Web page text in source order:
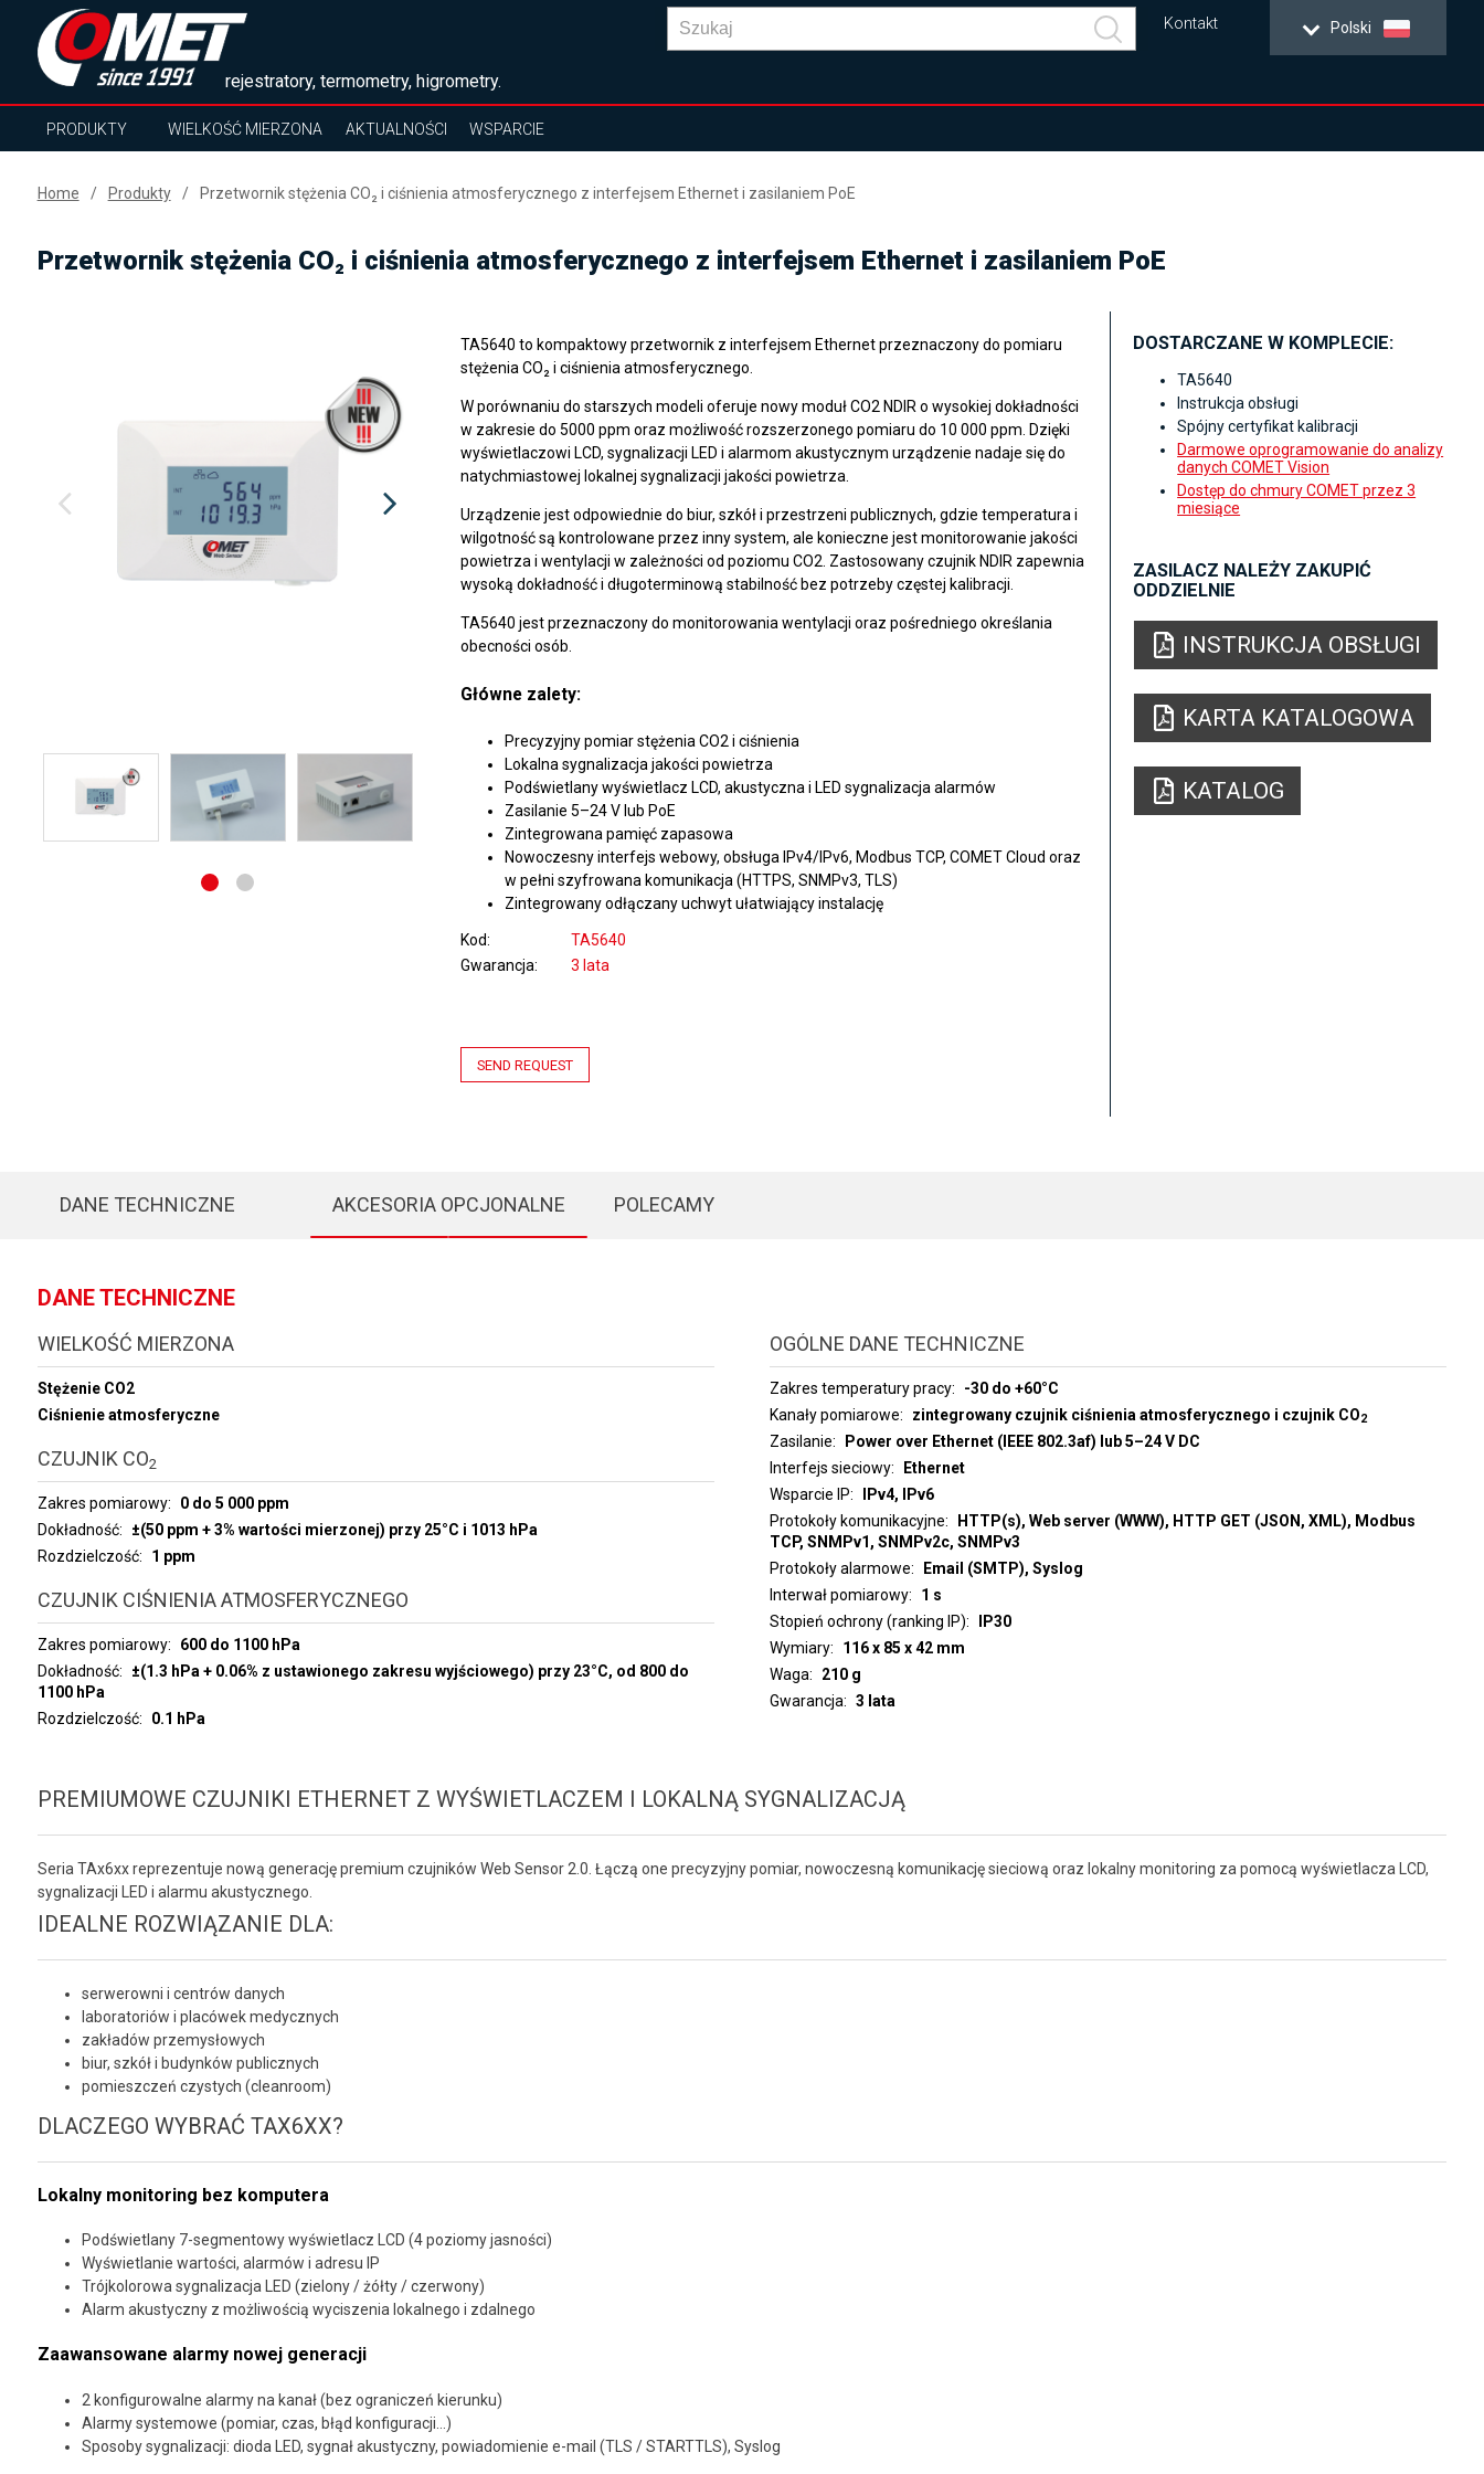
rejestratory, termometry, higrometry.
Polski
Kontakt
PRODUKTY WIELKOŚĆ MIERZONA AKTUALNOŚCI WSPARCIE
Home Produkty Przetwornik stężenia CO₂ i ciśnienia atmosferycznego z interfejsem Ethernet i zasilaniem PoE
Przetwornik stężenia CO₂ i ciśnienia atmosferycznego z interfejsem Ethernet i zasilaniem PoE
TA5640 to kompaktowy przetwornik z interfejsem Ethernet przeznaczony do pomiaru
stężenia CO₂ i ciśnienia atmosferycznego.
W porównaniu do starszych modeli oferuje nowy moduł CO2 NDIR o wysokiej dokładności
w zakresie do 5000 ppm oraz możliwość rozszerzonego pomiaru do 10 000 ppm. Dzięki
wyświetlaczowi LCD, sygnalizacji LED i alarmom akustycznym urządzenie nadaje się do
natychmiastowej lokalnej sygnalizacji jakości powietrza.
Urządzenie jest odpowiednie do biur, szkół i przestrzeni publicznych, gdzie temperatura i
wilgotność są kontrolowane przez inny system, ale konieczne jest monitorowanie jakości
powietrza i wentylacji w zależności od poziomu CO2. Zastosowany czujnik NDIR zapewnia
wysoką dokładność i długoterminową stabilność bez potrzeby częstej kalibracji.
TA5640 jest przeznaczony do monitorowania wentylacji oraz pośredniego określania
obecności osób.
Główne zalety:
Precyzyjny pomiar stężenia CO2 i ciśnienia
Lokalna sygnalizacja jakości powietrza
Podświetlany wyświetlacz LCD, akustyczna i LED sygnalizacja alarmów
Zasilanie 5–24 V lub PoE
Zintegrowana pamięć zapasowa
Nowoczesny interfejs webowy, obsługa IPv4/IPv6, Modbus TCP, COMET Cloud oraz
w pełni szyfrowana komunikacja (HTTPS, SNMPv3, TLS)
Zintegrowany odłączany uchwyt ułatwiający instalację
Kod
TA5640
Gwarancja
3 lata
SEND REQUEST
DOSTARCZANE W KOMPLECIE:
TA5640
Instrukcja obsługi
Spójny certyfikat kalibracji
Darmowe oprogramowanie do analizy
danych COMET Vision
Dostęp do chmury COMET przez 3
miesiące
ZASILACZ NALEŻY ZAKUPIĆ
ODDZIELNIE
INSTRUKCJA OBSŁUGI
KARTA KATALOGOWA
KATALOG
DANE TECHNICZNE AKCESORIA OPCJONALNE POLECAMY
DANE TECHNICZNE
WIELKOŚĆ MIERZONA
Stężenie CO2
Ciśnienie atmosferyczne
CZUJNIK CO2
Zakres pomiarowy
0 do 5 000 ppm
Dokładność
±(50 ppm + 3% wartości mierzonej) przy 25°C i 1013 hPa
Rozdzielczość
1 ppm
CZUJNIK CIŚNIENIA ATMOSFERYCZNEGO
Zakres pomiarowy
600 do 1100 hPa
Dokładność
±(1.3 hPa + 0.06% z ustawionego zakresu wyjściowego) przy 23°C, od 800 do
1100 hPa
Rozdzielczość
0.1 hPa
OGÓLNE DANE TECHNICZNE
Zakres temperatury pracy
-30 do +60°C
Kanały pomiarowe
zintegrowany czujnik ciśnienia atmosferycznego i czujnik CO2
Zasilanie
Power over Ethernet (IEEE 802.3af) lub 5–24 V DC
Interfejs sieciowy
Ethernet
Wsparcie IP
IPv4, IPv6
Protokoły komunikacyjne
HTTP(s), Web server (WWW), HTTP GET (JSON, XML), Modbus
TCP, SNMPv1, SNMPv2c, SNMPv3
Protokoły alarmowe
Email (SMTP), Syslog
Interwał pomiarowy
1 s
Stopień ochrony (ranking IP)
IP30
Wymiary
116 x 85 x 42 mm
Waga
210 g
Gwarancja
3 lata
PREMIUMOWE CZUJNIKI ETHERNET Z WYŚWIETLACZEM I LOKALNĄ SYGNALIZACJĄ
Seria TAx6xx reprezentuje nową generację premium czujników Web Sensor 2.0. Łączą one precyzyjny pomiar, nowoczesną komunikację sieciową oraz lokalny monitoring za pomocą wyświetlacza LCD,
sygnalizacji LED i alarmu akustycznego.
IDEALNE ROZWIĄZANIE DLA:
serwerowni i centrów danych
laboratoriów i placówek medycznych
zakładów przemysłowych
biur, szkół i budynków publicznych
pomieszczeń czystych (cleanroom)
DLACZEGO WYBRAĆ TAX6XX?
Lokalny monitoring bez komputera
Podświetlany 7-segmentowy wyświetlacz LCD (4 poziomy jasności)
Wyświetlanie wartości, alarmów i adresu IP
Trójkolorowa sygnalizacja LED (zielony / żółty / czerwony)
Alarm akustyczny z możliwością wyciszenia lokalnego i zdalnego
Zaawansowane alarmy nowej generacji
2 konfigurowalne alarmy na kanał (bez ograniczeń kierunku)
Alarmy systemowe (pomiar, czas, błąd konfiguracji…)
Sposoby sygnalizacji: dioda LED, sygnał akustyczny, powiadomienie e-mail (TLS / STARTTLS), Syslog